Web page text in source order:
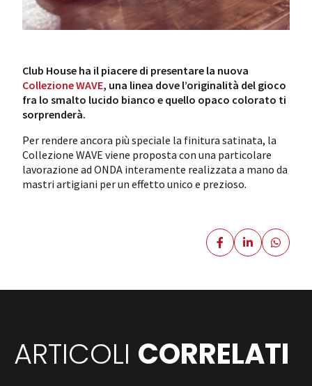
Club House ha il piacere di presentare la nuova
Collezione WAVE, una linea dove l’originalità del gioco
fra lo smalto lucido bianco e quello opaco colorato ti
sorprenderà.
Per rendere ancora più speciale la finitura satinata, la
Collezione WAVE viene proposta con una particolare
lavorazione ad ONDA interamente realizzata a mano da
mastri artigiani per un effetto unico e prezioso.
ARTICOLI CORRELATI